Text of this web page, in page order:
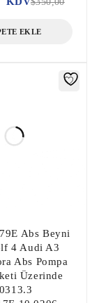
307 Çıkma
EKLE
Abs Beyni
4 Audi A3
Abs Pompa
Üzerinde